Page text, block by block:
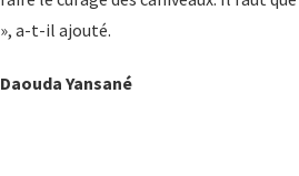
», a-t-il ajouté.
Daouda Yansané